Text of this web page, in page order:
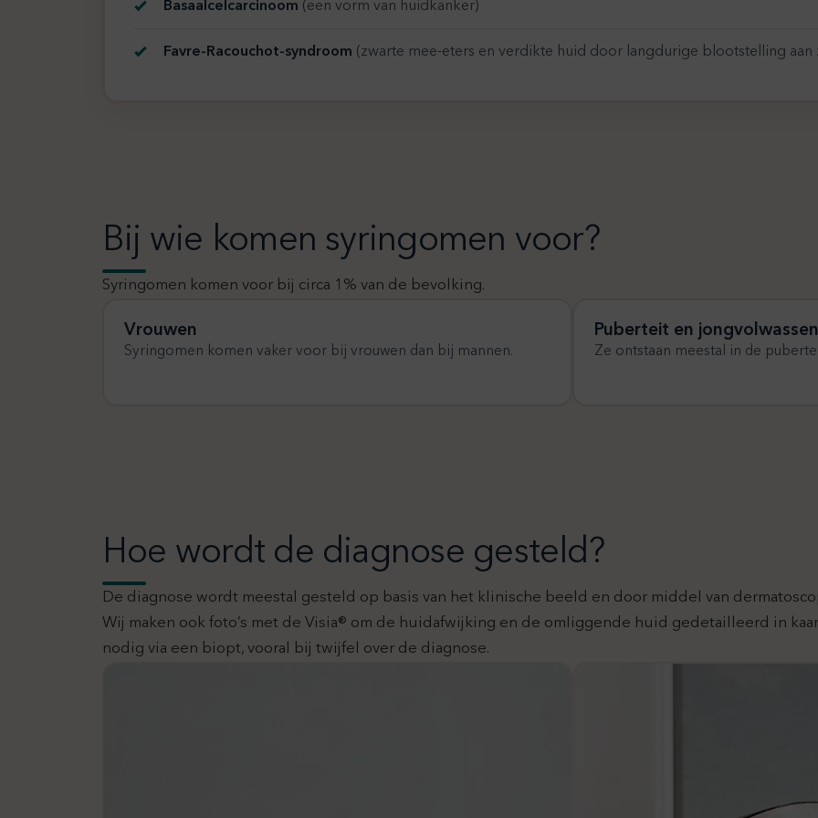
Basaalcelcarcinoom (een vorm van huidkanker)
Favre-Racouchot-syndroom (zwarte mee-eters en verdikte huid door langdurige blootstelling aan
Bij wie komen syringomen voor?
Syringomen komen voor bij circa 1% van de bevolking.
Vrouwen
Syringomen komen vaker voor bij vrouwen dan bij mannen.
Puberteit en
Ze ontstaan meestal in de
Hoe wordt de diagnose gesteld?
De diagnose wordt meestal gesteld op basis van het klinische beeld en door middel van
Wij maken ook foto’s met de Visia® om de huidafwijking en de omliggende huid gedetailleerd in
nodig via een biopt, vooral bij twijfel over de diagnose.